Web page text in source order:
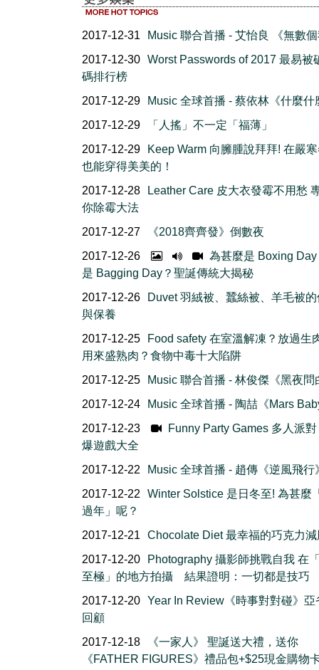
2017-12-31
Music 聯合首播 - 艾怡良 《無數
2017-12-30 Worst Passwords of 2017 最易被
碼排行榜
2017-12-29
Music 全球首播 - 蔡依林《什麼什
2017-12-29
「人搖」不一定「福薄」
2017-12-29
Keep Warm 向臃腫說拜拜! 在嚴
也能穿得美美的！
2017-12-28
Leather Care 皮大衣發霉不用愁
你除霉大法
2017-12-27
《2018齊齊發》倒數夜
2017-12-26
為甚麼是 Boxing Day
是 Bagging Day？聖誕傳統大揭秘
2017-12-26
Duvet 羽絨被、蠶絲被、羊毛被
與保養
2017-12-25
Food safety 在室溫解凍？放過生
用來盛熟肉？食物中毒十大陷阱
2017-12-25
Music 聯合首播 - 林俊傑《黑夜問
2017-12-24
Music 全球首播 - 陶喆《Mars
2017-12-23
Funny Party Games 多人派
爆遊戲大全
2017-12-22
Music 全球首播 - 趙傳《逆風飛行
2017-12-22
Winter Solstice 是日冬至! 為甚麼
過年」呢？
2017-12-21
Chocolate Diet 最幸福的巧克力
2017-12-20
Photography 攝影師挑戰自我 在
至極」的地方拍攝 結果證明：一切都是技巧
2017-12-20 Year In Review《時事對對碰》亞
回顧
2017-12-18
《一家人》 聖誕送大禮，送你
《FATHER FIGURES》禮品包+$25現金購物